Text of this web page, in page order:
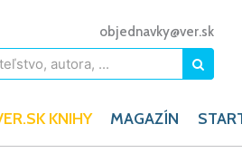
objednavky@ver.sk
KNIHY MAGAZÍN